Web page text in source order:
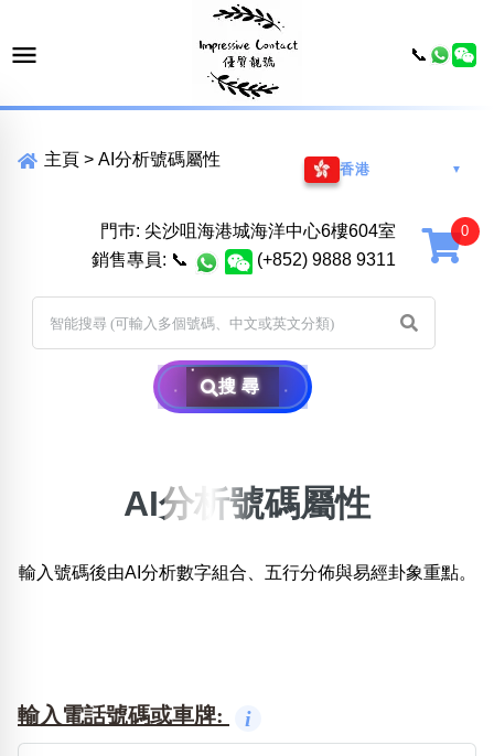
主頁 > AI分析號碼屬性
香港 ▼
門巿: 尖沙咀海港城海洋中心6樓604室
銷售專員: 📞 (+852) 9888 9311
搜尋
位置:
清除全部分類
AI分析號碼屬性
輸入號碼後由AI分析數字組合、五行分佈與易經卦象重點。
輸入電話號碼或車牌: i
📞